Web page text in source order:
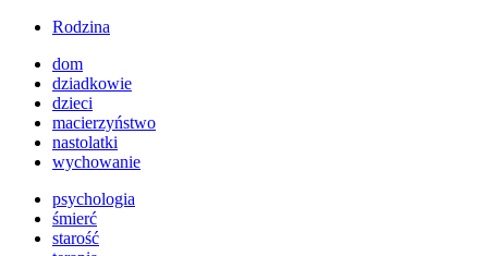
Rodzina
dom
dziadkowie
dzieci
macierzyństwo
nastolatki
wychowanie
psychologia
śmierć
starość